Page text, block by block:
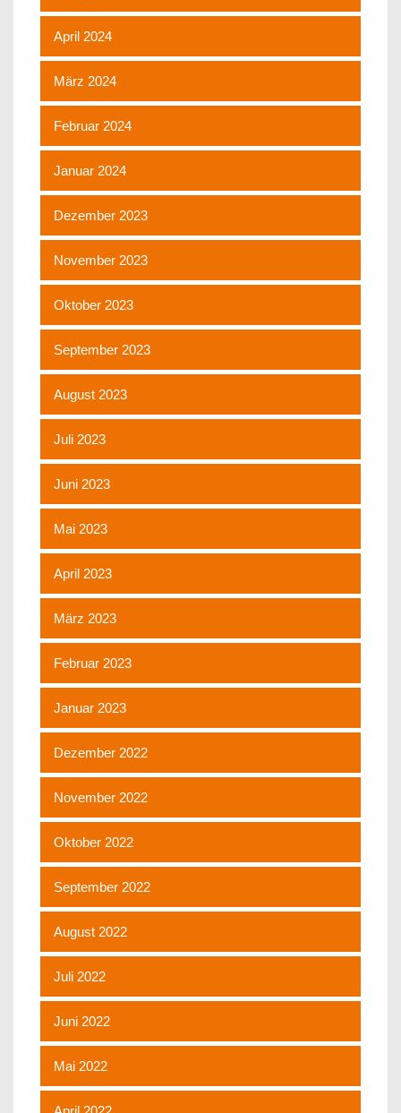
April 2024
März 2024
Februar 2024
Januar 2024
Dezember 2023
November 2023
Oktober 2023
September 2023
August 2023
Juli 2023
Juni 2023
Mai 2023
April 2023
März 2023
Februar 2023
Januar 2023
Dezember 2022
November 2022
Oktober 2022
September 2022
August 2022
Juli 2022
Juni 2022
Mai 2022